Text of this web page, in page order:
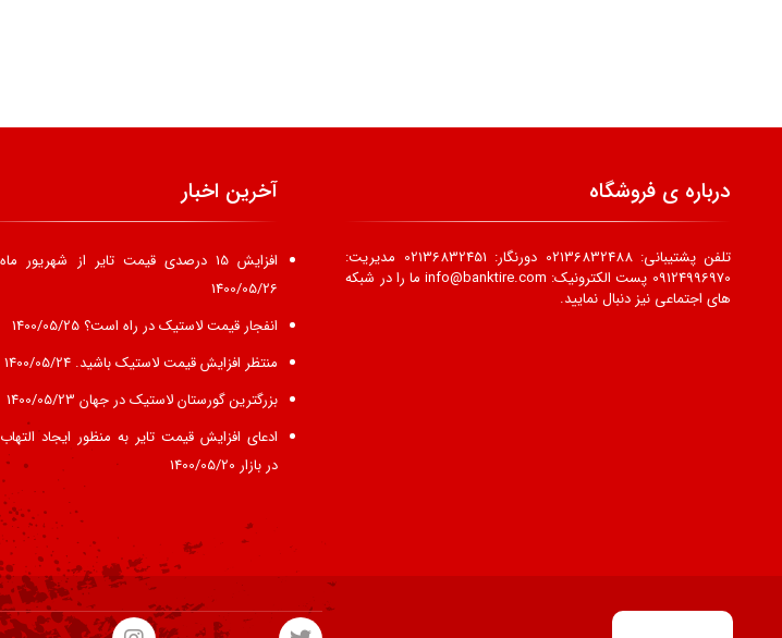
درباره ی فروشگاه
تلفن پشتیبانی: 02136832488 دورنگار: 02136832451 مدیریت:
09124996970 پست الکترونیک: info@banktire.com ما را در شبکه
های اجتماعی نیز دنبال نمایید.
آخرین اخبار
افزایش 15 درصدی قیمت تایر از شهریور ماه
1400/05/26
انفجار قیمت لاستیک در راه است؟1400/05/25
منتظر افزایش قیمت لاستیک باشید. 1400/05/24
بزرگترین گورستان لاستیک در جهان 1400/05/23
ادعای افزایش قیمت تایر به منظور ایجاد التهاب
در بازار 1400/05/20